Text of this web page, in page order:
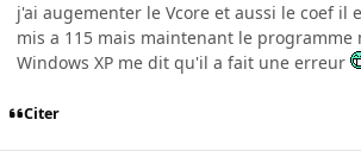
j'ai augementer le Vcore et aussi le coef il
mis a 115 mais maintenant le programme
Windows XP me dit qu'il a fait une erreur
Citer